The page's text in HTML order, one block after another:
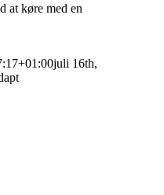
at køre med en
juli 16th,